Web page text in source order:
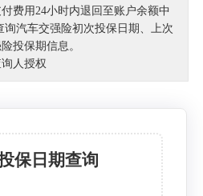
费用24小时内退回至账户余额中
汽车交强险初次投保日期、上次
投保期信息。
人授权
保日期查询